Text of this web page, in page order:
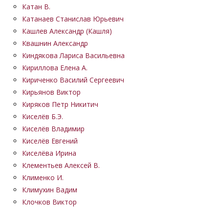
Катан В.
Катанаев Станислав Юрьевич
Кашлев Александр (Кашля)
Квашнин Александр
Киндякова Лариса Васильевна
Кириллова Елена А.
Кириченко Василий Сергеевич
Кирьянов Виктор
Киряков Петр Никитич
Киселёв Б.Э.
Киселёв Владимир
Киселёв Евгений
Киселёва Ирина
Клементьев Алексей В.
Клименко И.
Климухин Вадим
Клочков Виктор